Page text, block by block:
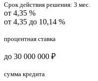
Срок действия решения: 3 мес.
от 4,35 %
от 4,35 до 10,14 %
процентная ставка
до 30 000 000 ₽
сумма кредита